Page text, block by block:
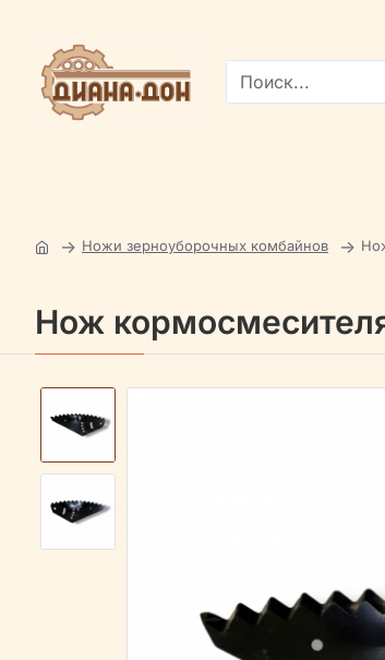
Поиск...
Ножи зерноуборочных комбайнов
Нож